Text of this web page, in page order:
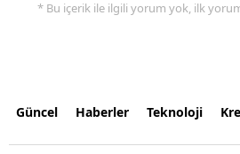
* Bu içerik ile ilgili yorum yok, ilk
Güncel Haberler Teknoloji